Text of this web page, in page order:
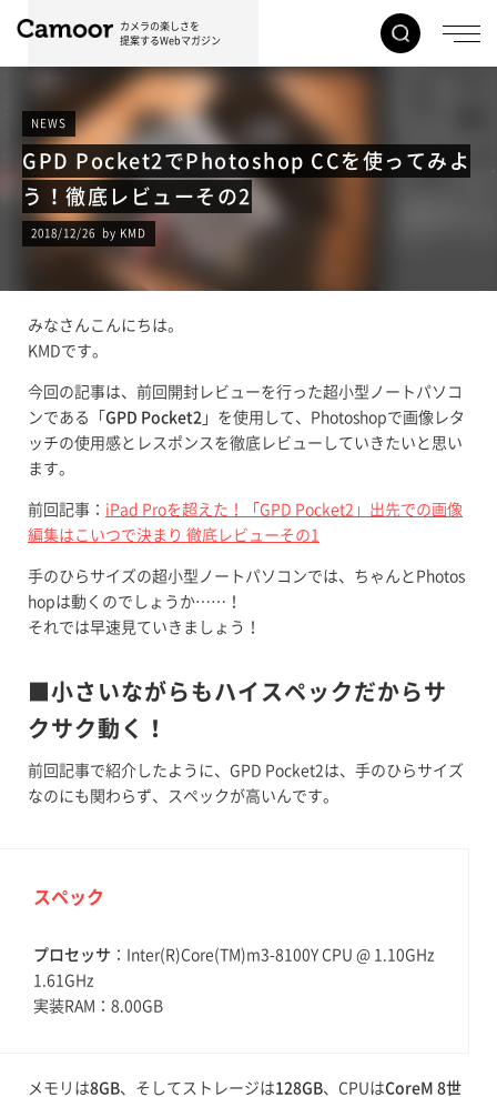
カメラの楽しさを
提案するWebマガジン
NEWS
GPD Pocket2でPhotoshop CCを使ってみよ
う！徹底レビューその2
2018/12/26 by KMD
みなさんこんにちは。
KMDです。
今回の記事は、前回開封レビューを行った超小型ノートパソコ
ンである「 GPD Pocket2 」を使用して、Photoshopで画像レタ
ッチの使用感とレスポンスを徹底レビューしていきたいと思い
ます。
前回記事： iPad Proを超えた！「GPD Pocket2」出先での画像
編集はこいつで決まり 徹底レビューその1
手のひらサイズの超小型ノートパソコンでは、ちゃんとPhotos
hopは動くのでしょうか……！
それでは早速見ていきましょう！
■小さいながらもハイスペックだからサ
クサク動く！
前回記事で紹介したように、GPD Pocket2は、手のひらサイズ
なのにも関わらず、スペックが高いんです。
スペック
プロセッサ ：Inter(R)Core(TM)m3-8100Y CPU @ 1.10GHz
1.61GHz
実装RAM：8.00GB
メモリは8GB、そしてストレージは128GB、CPUはCoreM 8世